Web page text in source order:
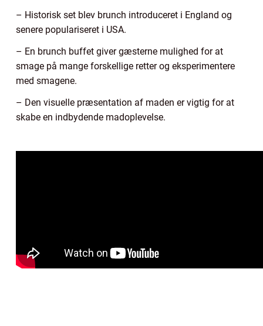
– Historisk set blev brunch introduceret i England og
senere populariseret i USA.
– En brunch buffet giver gæsterne mulighed for at
smage på mange forskellige retter og eksperimentere
med smagene.
– Den visuelle præsentation af maden er vigtig for at
skabe en indbydende madoplevelse.